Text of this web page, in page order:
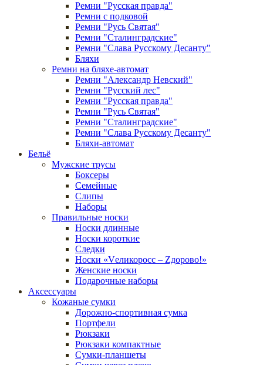
Ремни "Русская правда"
Ремни с подковой
Ремни "Русь Святая"
Ремни "Сталинградские"
Ремни "Слава Русскому Десанту"
Бляхи
Ремни на бляхе-автомат
Ремни "Александр Невский"
Ремни "Русский лес"
Ремни "Русская правда"
Ремни "Русь Святая"
Ремни "Сталинградские"
Ремни "Слава Русскому Десанту"
Бляхи-автомат
Бельё
Мужские трусы
Боксеры
Семейные
Слипы
Наборы
Правильные носки
Носки длинные
Носки короткие
Следки
Носки «Vеликоросс – Zдорово!»
Женские носки
Подарочные наборы
Аксессуары
Кожаные сумки
Дорожно-спортивная сумка
Портфели
Рюкзаки
Рюкзаки компактные
Сумки-планшеты